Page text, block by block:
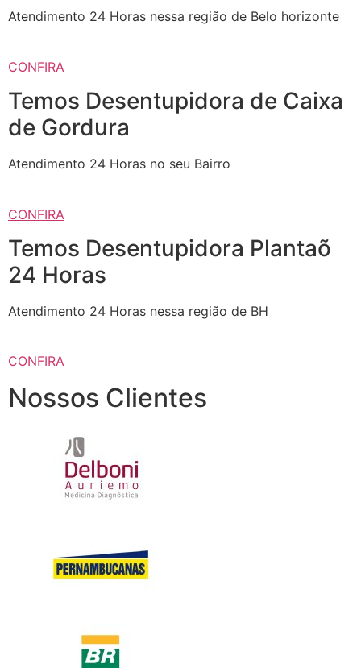
Atendimento 24 Horas nessa região de Belo horizonte
CONFIRA
Temos Desentupidora de Caixa
de Gordura
Atendimento 24 Horas no seu Bairro
CONFIRA
Temos Desentupidora Plantaõ
24 Horas
Atendimento 24 Horas nessa região de BH
CONFIRA
Nossos Clientes